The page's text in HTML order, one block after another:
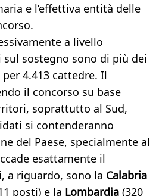
e l’effettiva entità delle
a livello
sostegno sono di più dei
4.413 cattedre. Il
il concorso su base
soprattutto al Sud,
si contenderanno
del Paese, specialmente al
esattamente il
a riguardo, sono la Calabria
posti) e la Lombardia (320